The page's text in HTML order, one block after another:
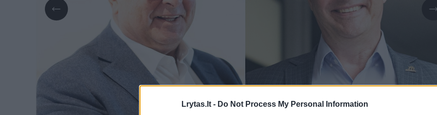
Lrytas.lt - Do Not Process My Personal Information